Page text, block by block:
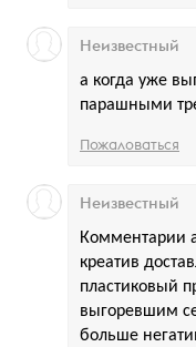
а когда уже
парашными
Неизвестный
Пожаловаться
Комментарии
креатив
пластиковый
выгоревшим
больше
Неизвестный